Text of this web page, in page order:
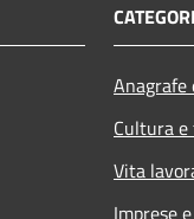
Cultura
Vita
Imprese